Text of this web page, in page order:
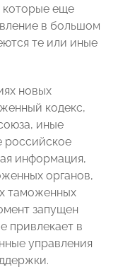
которые еще
в большом
те или иные
новых
кодекс,
иные
российское
информация,
органов,
таможенных
запущен
привлекает в
управления